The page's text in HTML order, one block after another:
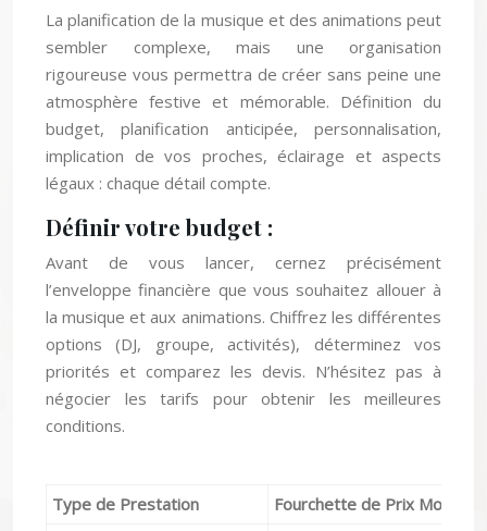
La planification de la musique et des animations peut
sembler complexe, mais une organisation
rigoureuse vous permettra de créer sans peine une
atmosphère festive et mémorable. Définition du
budget, planification anticipée, personnalisation,
implication de vos proches, éclairage et aspects
légaux : chaque détail compte.
Définir votre budget :
Avant de vous lancer, cernez précisément
l’enveloppe financière que vous souhaitez allouer à
la musique et aux animations. Chiffrez les différentes
options (DJ, groupe, activités), déterminez vos
priorités et comparez les devis. N’hésitez pas à
négocier les tarifs pour obtenir les meilleures
conditions.
Type de Prestation
Fourchette de Prix Moyenne